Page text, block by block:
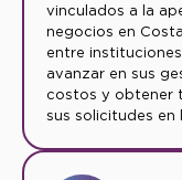
vinculados a la
negocios en
entre
avanzar en sus
costos y obtener
sus solicitudes en